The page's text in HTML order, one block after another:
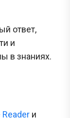
ответ,
и
в знаниях.
и